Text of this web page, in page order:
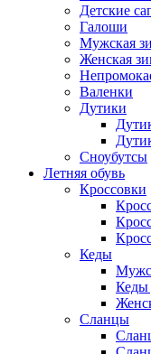
Детские
Галоши
Мужская
Женская
Валенки
Дутики
Сноубутсы
Летняя обувь
Кроссовки
Кеды
Кеды
Сланцы